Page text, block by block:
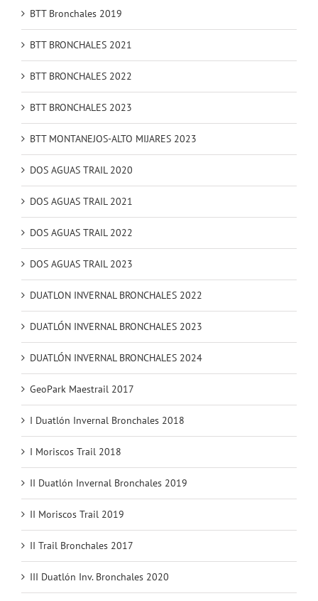
BTT Bronchales 2019
BTT BRONCHALES 2021
BTT BRONCHALES 2022
BTT BRONCHALES 2023
BTT MONTANEJOS-ALTO MIJARES 2023
DOS AGUAS TRAIL 2020
DOS AGUAS TRAIL 2021
DOS AGUAS TRAIL 2022
DOS AGUAS TRAIL 2023
DUATLON INVERNAL BRONCHALES 2022
DUATLÓN INVERNAL BRONCHALES 2023
DUATLÓN INVERNAL BRONCHALES 2024
GeoPark Maestrail 2017
I Duatlón Invernal Bronchales 2018
I Moriscos Trail 2018
II Duatlón Invernal Bronchales 2019
II Moriscos Trail 2019
II Trail Bronchales 2017
III Duatlón Inv. Bronchales 2020